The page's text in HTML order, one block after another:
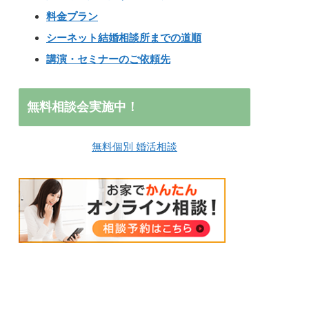
料金プラン
シーネット結婚相談所までの道順
講演・セミナーのご依頼先
無料相談会実施中！
無料個別 婚活相談